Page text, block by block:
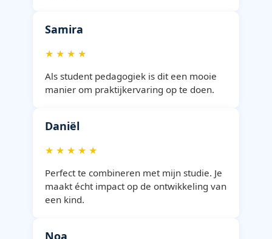
Samira
★ ★ ★ ★
Als student pedagogiek is dit een mooie
manier om praktijkervaring op te doen.
Daniël
★ ★ ★ ★ ★
Perfect te combineren met mijn studie. Je
maakt écht impact op de ontwikkeling van
een kind.
Noa